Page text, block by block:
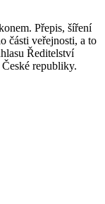
Přepis, šíření
části veřejnosti, a to
Ředitelství
republiky.